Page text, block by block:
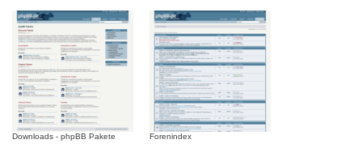
Downloads - phpBB Pakete Forenindex